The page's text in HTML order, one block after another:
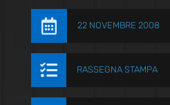
 22 NOVEMBRE 2008
 RASSEGNA STAMPA